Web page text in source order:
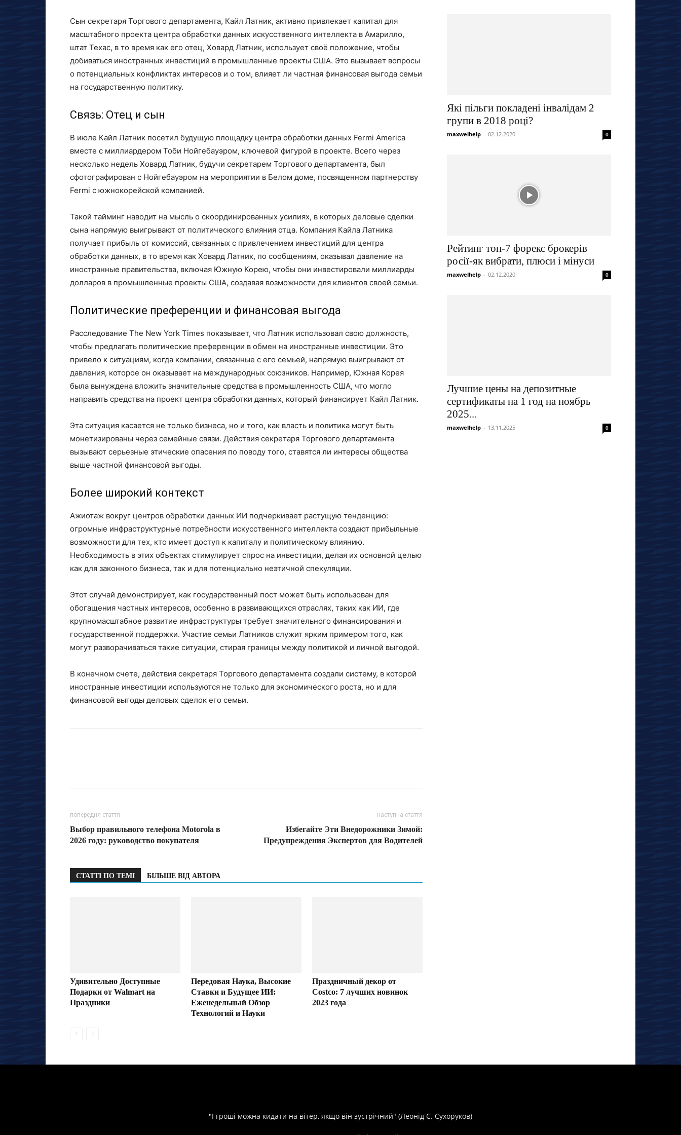
Сын секретаря Торгового департамента, Кайл Латник, активно привлекает капитал для
масштабного проекта центра обработки данных искусственного интеллекта в Амарилло,
штат Техас, в то время как его отец, Ховард Латник, использует своё положение, чтобы
добиваться иностранных инвестиций в промышленные проекты США. Это вызывает вопросы
о потенциальных конфликтах интересов и о том, влияет ли частная финансовая выгода семьи
на государственную политику.
Связь: Отец и сын
В июле Кайл Латник посетил будущую площадку центра обработки данных Fermi America
вместе с миллиардером Тоби Нойгебауэром, ключевой фигурой в проекте. Всего через
несколько недель Ховард Латник, будучи секретарем Торгового департамента, был
сфотографирован с Нойгебауэром на мероприятии в Белом доме, посвященном партнерству
Fermi с южнокорейской компанией.
Такой тайминг наводит на мысль о скоординированных усилиях, в которых деловые сделки
сына напрямую выигрывают от политического влияния отца. Компания Кайла Латника
получает прибыль от комиссий, связанных с привлечением инвестиций для центра
обработки данных, в то время как Ховард Латник, по сообщениям, оказывал давление на
иностранные правительства, включая Южную Корею, чтобы они инвестировали миллиарды
долларов в промышленные проекты США, создавая возможности для клиентов своей семьи.
Политические преференции и финансовая выгода
Расследование The New York Times показывает, что Латник использовал свою должность,
чтобы предлагать политические преференции в обмен на иностранные инвестиции. Это
привело к ситуациям, когда компании, связанные с его семьей, напрямую выигрывают от
давления, которое он оказывает на международных союзников. Например, Южная Корея
была вынуждена вложить значительные средства в промышленность США, что могло
направить средства на проект центра обработки данных, который финансирует Кайл Латник.
Эта ситуация касается не только бизнеса, но и того, как власть и политика могут быть
монетизированы через семейные связи. Действия секретаря Торгового департамента
вызывают серьезные этические опасения по поводу того, ставятся ли интересы общества
выше частной финансовой выгоды.
Более широкий контекст
Ажиотаж вокруг центров обработки данных ИИ подчеркивает растущую тенденцию:
огромные инфраструктурные потребности искусственного интеллекта создают прибыльные
возможности для тех, кто имеет доступ к капиталу и политическому влиянию.
Необходимость в этих объектах стимулирует спрос на инвестиции, делая их основной целью
как для законного бизнеса, так и для потенциально неэтичной спекуляции.
Этот случай демонстрирует, как государственный пост может быть использован для
обогащения частных интересов, особенно в развивающихся отраслях, таких как ИИ, где
крупномасштабное развитие инфраструктуры требует значительного финансирования и
государственной поддержки. Участие семьи Латников служит ярким примером того, как
могут разворачиваться такие ситуации, стирая границы между политикой и личной выгодой.
В конечном счете, действия секретаря Торгового департамента создали систему, в которой
иностранные инвестиции используются не только для экономического роста, но и для
финансовой выгоды деловых сделок его семьи.
попередня стаття
Выбор правильного телефона Motorola в
2026 году: руководство покупателя
наступна стаття
Избегайте Эти Внедорожники Зимой:
Предупреждения Экспертов для Водителей
СТАТТІ ПО ТЕМІ БІЛЬШЕ ВІД АВТОРА
Удивительно Доступные
Подарки от Walmart на
Праздники
Передовая Наука, Высокие
Ставки и Будущее ИИ:
Еженедельный Обзор
Технологий и Науки
Праздничный декор от
Costco: 7 лучших новинок
2023 года
Які пільги покладені інвалідам 2
групи в 2018 році?
maxwelhelp - 02.12.2020 0
Рейтинг топ-7 форекс брокерів
росії-як вибрати, плюси і мінуси
maxwelhelp - 02.12.2020 0
Лучшие цены на депозитные
сертификаты на 1 год на ноябрь
2025...
maxwelhelp - 13.11.2025 0
"І гроші можна кидати на вітер, якщо він зустрічний" (Леонід С. Сухоруков)